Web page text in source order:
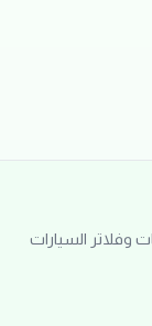
وفلاتر السيارات